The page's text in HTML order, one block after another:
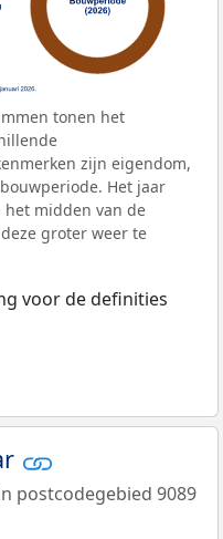
tonen het
zijn eigendom,
Het jaar
midden van de
groter weer te
voor de definities
postcodegebied 9089